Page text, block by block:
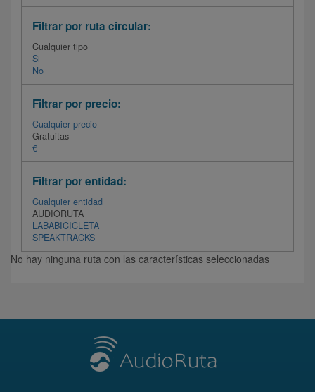
Filtrar por ruta circular:
Cualquier tipo
Si
No
Filtrar por precio:
Cualquier precio
Gratuitas
€
Filtrar por entidad:
Cualquier entidad
AUDIORUTA
LABABICICLETA
SPEAKTRACKS
No hay ninguna ruta con las características seleccionadas